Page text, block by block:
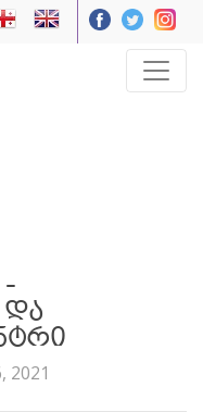
2021